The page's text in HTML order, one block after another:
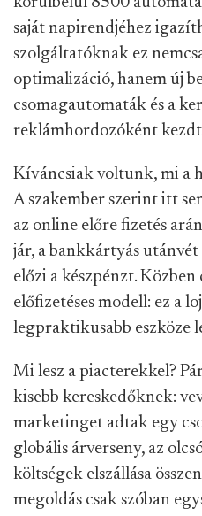
saját napirendjéhez
szolgáltatóknak ez
optimalizáció, hanem új
csomagautomaták és a
reklámhordozóként
Kíváncsiak voltunk, mi a
A szakember szerint itt
az online előre fizetés
jár, a bankkártyás
előzi a készpénzt. Közben
előfizetéses modell: ez a
legpraktikusabb eszköze
Mi lesz a piacterekkel?
kisebb kereskedőknek:
marketinget adtak egy
globális árverseny, az
költségek elszállása
megoldás csak szóban